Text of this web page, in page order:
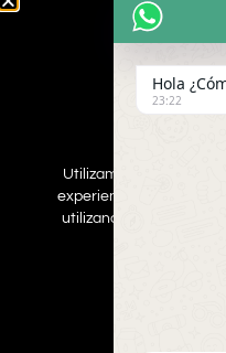
Hola
23:22
Utilizamos cookies
experiencia al usuario
utilizando este sitio